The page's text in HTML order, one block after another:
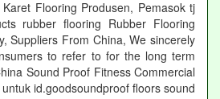
Flooring Produsen, Pemasok tj
rubber flooring Rubber Flooring
Suppliers From China, We sincerely
to refer to for the long term
Sound Proof Fitness Commercial
id.goodsoundproof floors sound